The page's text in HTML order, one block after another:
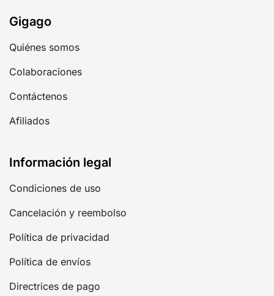
Gigago
Quiénes somos
Colaboraciones
Contáctenos
Afiliados
Información legal
Condiciones de uso
Cancelación y reembolso
Política de privacidad
Política de envíos
Directrices de pago